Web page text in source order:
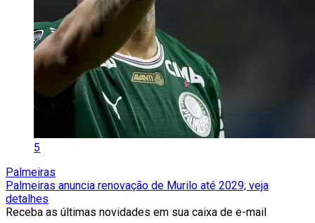
5
Palmeiras
Palmeiras anuncia renovação de Murilo até 2029; veja
detalhes
Receba as últimas novidades em sua caixa de e-mail